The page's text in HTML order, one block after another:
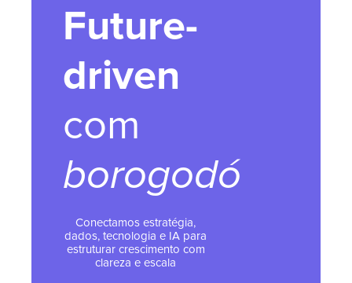
Future-
driven
com
borogodó
Conectamos estratégia,
dados, tecnologia e IA para
estruturar crescimento com
clareza e escala